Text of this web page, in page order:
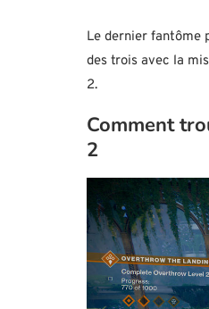
Le dernier fantôme
des trois avec la
2.
Comment
2